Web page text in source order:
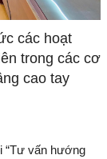
các hoạt
trong các cơ
cao tay
“Tư vấn hướng